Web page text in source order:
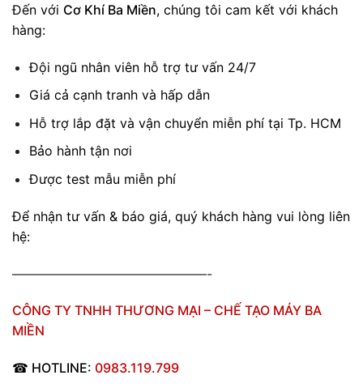
Đến với Cơ Khí Ba Miền, chúng tôi cam kết với khách
hàng:
Đội ngũ nhân viên hỗ trợ tư vấn 24/7
Giá cả cạnh tranh và hấp dẫn
Hỗ trợ lắp đặt và vận chuyển miễn phí tại Tp. HCM
Bảo hành tận nơi
Được test mẫu miễn phí
Để nhận tư vấn & báo giá, quý khách hàng vui lòng liên
hệ:
———————————————-
CÔNG TY TNHH THƯƠNG MẠI – CHẾ TẠO MÁY BA
MIỀN
☎ HOTLINE: 0983.119.799